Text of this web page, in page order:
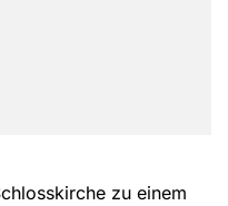
zu einem